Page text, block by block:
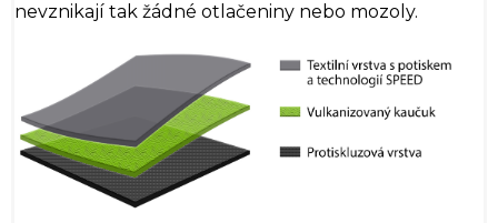
nevznikají tak žádné otlačeniny nebo mozoly.